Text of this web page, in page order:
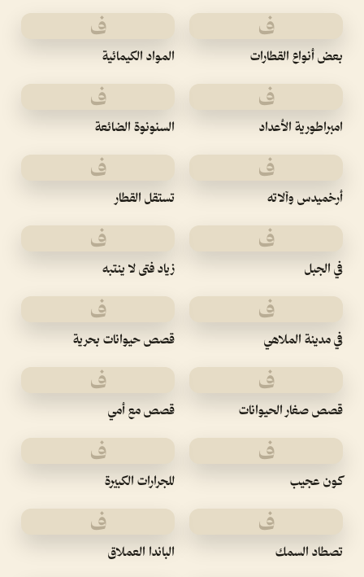
ف
بعض أنواع القطارات
ف
المواد الكيمائية
ف
امبراطورية الأعداد
ف
السنونوة الضائعة
ف
أرخميدس وآلاته
ف
تستقل القطار
ف
في الجبل
ف
زياد فتى لا ينتبه
ف
في مدينة الملاهي
ف
قصص حيوانات بحرية
ف
قصص صغار الحيوانات
ف
قصص مع أمي
ف
كون عجيب
ف
للجرارات الكبيرة
ف
تصطاد السمك
ف
الباندا العملاق